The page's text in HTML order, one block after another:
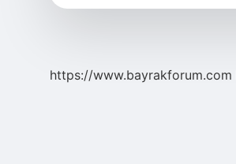
https://www.bayrakforum.com